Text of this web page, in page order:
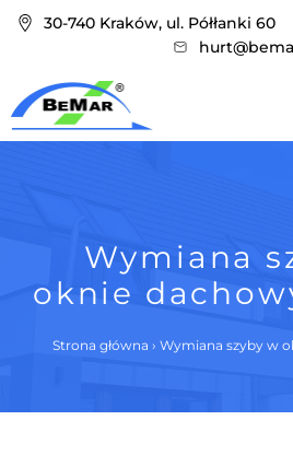
30-740 Kraków, ul. Półłanki 60
Wymiana
oknie
Strona główna › Wymiana szyby w